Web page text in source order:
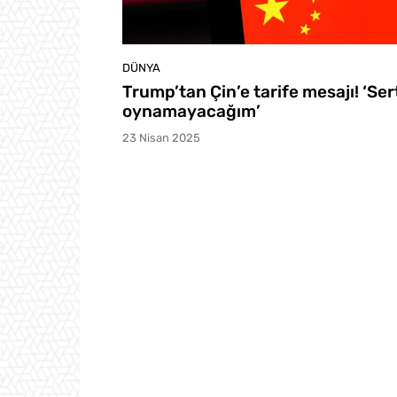
DÜNYA
Trump’tan Çin’e tarife mesajı!
oynamayacağım’
23 Nisan 2025